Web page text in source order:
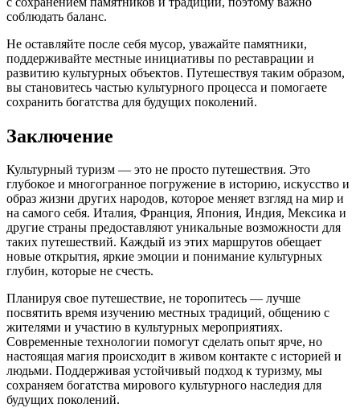
соблюдать баланс.
Не оставляйте после себя мусор, уважайте памятники,
поддерживайте местные инициативы по реставрации и
развитию культурных объектов. Путешествуя таким образом,
вы становитесь частью культурного процесса и помогаете
сохранить богатства для будущих поколений.
Заключение
Культурный туризм — это не просто путешествия. Это
глубокое и многогранное погружение в историю, искусство и
образ жизни других народов, которое меняет взгляд на мир и
на самого себя. Италия, Франция, Япония, Индия, Мексика и
другие страны предоставляют уникальные возможности для
таких путешествий. Каждый из этих маршрутов обещает
новые открытия, яркие эмоции и понимание культурных
глубин, которые не счесть.
Планируя свое путешествие, не торопитесь — лучше
посвятить время изучению местных традиций, общению с
жителями и участию в культурных мероприятиях.
Современные технологии помогут сделать опыт ярче, но
настоящая магия происходит в живом контакте с историей и
людьми. Поддерживая устойчивый подход к туризму, мы
сохраняем богатства мирового культурного наследия для
будущих поколений.